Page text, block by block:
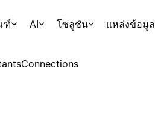
ฑ์ AI โซลูชัน แหล่งข้อมูล
Connections